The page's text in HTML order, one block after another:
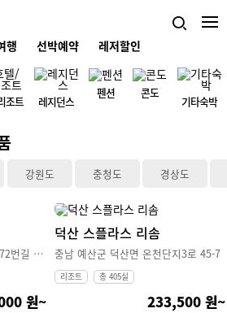
행 선박예약 레저할인
조트 레지던스
펜션 콘도
기타숙박
강원도 충청도 경상도
제주도 서귀포시 중문관광로72번길 100
원~
덕산 스플라스 리솜
충남 예산군 덕산면 온천단지3로 45-7
리조트 총 405실
233,500 원~